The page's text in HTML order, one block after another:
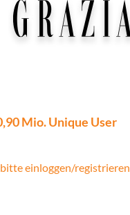
Mio. Unique User
einloggen/registrieren